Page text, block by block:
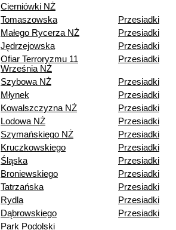
Cierniówki NŻ
Tomaszowska
Przesiadki
Małego Rycerza NŻ
Przesiadki
Jędrzejowska
Przesiadki
Ofiar Terroryzmu 11
Września NŻ
Przesiadki
Szybowa NŻ
Przesiadki
Młynek
Przesiadki
Kowalszczyzna NŻ
Przesiadki
Lodowa NŻ
Przesiadki
Szymańskiego NŻ
Przesiadki
Kruczkowskiego
Przesiadki
Śląska
Przesiadki
Broniewskiego
Przesiadki
Tatrzańska
Przesiadki
Rydla
Przesiadki
Dąbrowskiego
Przesiadki
Park Podolski